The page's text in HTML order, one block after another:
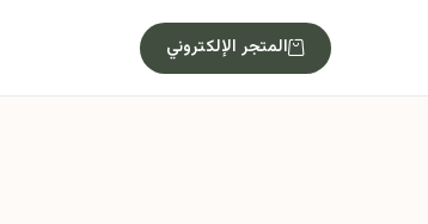
المتجر الإلكتروني